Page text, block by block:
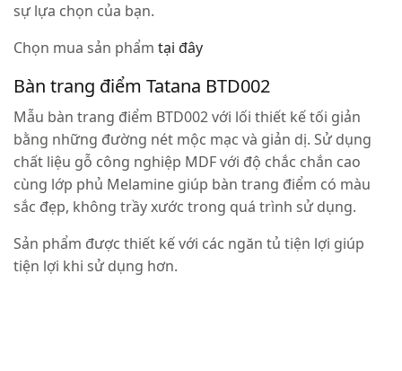
sự lựa chọn của bạn.
Chọn mua sản phẩmtại đây
Bàn trang điểm Tatana BTD002
Mẫu bàn trang điểm BTD002 với lối thiết kế tối giản
bằng những đường nét mộc mạc và giản dị. Sử dụng
chất liệu gỗ công nghiệp MDF với độ chắc chắn cao
cùng lớp phủ Melamine giúp bàn trang điểm có màu
sắc đẹp, không trầy xước trong quá trình sử dụng.
Sản phẩm được thiết kế với các ngăn tủ tiện lợi giúp
tiện lợi khi sử dụng hơn.